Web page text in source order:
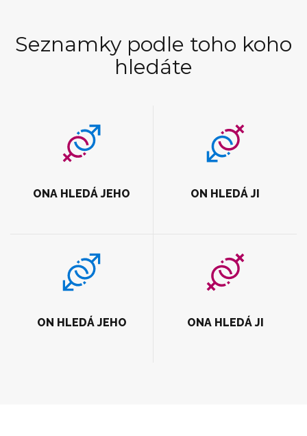
Seznamky podle toho koho
hledáte
ONA HLEDÁ JEHO ON HLEDÁ JI
ON HLEDÁ JEHO ONA HLEDÁ JI